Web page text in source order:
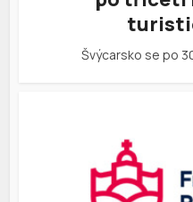
Švýcarsko se po